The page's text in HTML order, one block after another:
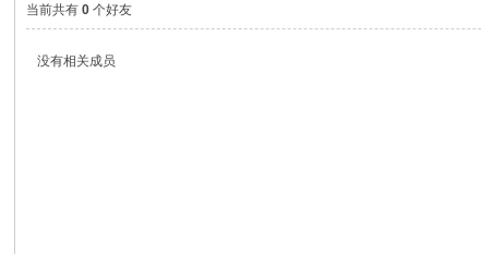
当前共有0 个好友
没有相关成员